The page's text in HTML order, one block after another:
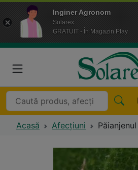
Inginer Agronom
Solarex
GRATUIT - În Magazin Play
Acasă Afecțiuni